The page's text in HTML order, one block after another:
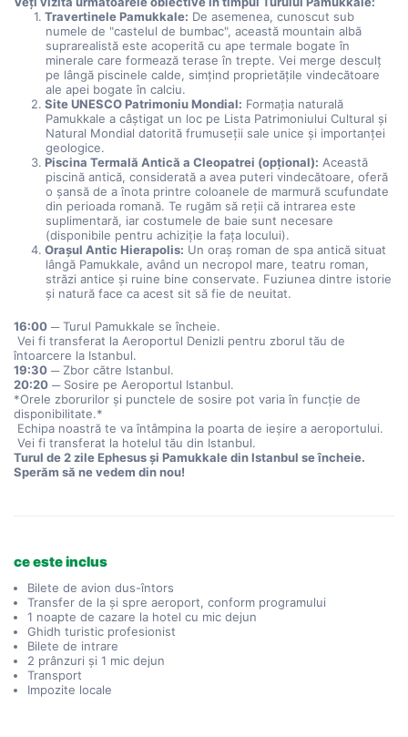
Travertinele Pamukkale: De asemenea, cunoscut sub
numele de "castelul de bumbac", această mountain albă
suprarealistă este acoperită cu ape termale bogate în
minerale care formează terase în trepte. Vei merge desculț
pe lângă piscinele calde, simțind proprietățile vindecătoare
ale apei bogate în calciu.
Site UNESCO Patrimoniu Mondial: Formația naturală
Pamukkale a câștigat un loc pe Lista Patrimoniului Cultural și
Natural Mondial datorită frumuseții sale unice și importanței
geologice.
Piscina Termală Antică a Cleopatrei (opțional): Această
piscină antică, considerată a avea puteri vindecătoare, oferă
o șansă de a înota printre coloanele de marmură scufundate
din perioada romană. Te rugăm să reții că intrarea este
suplimentară, iar costumele de baie sunt necesare
(disponibile pentru achiziție la fața locului).
Orașul Antic Hierapolis: Un oraș roman de spa antică situat
lângă Pamukkale, având un necropol mare, teatru roman,
străzi antice și ruine bine conservate. Fuziunea dintre istorie
și natură face ca acest sit să fie de neuitat.
16:00 ─ Turul Pamukkale se încheie.
Vei fi transferat la Aeroportul Denizli pentru zborul tău de
întoarcere la Istanbul.
19:30 ─ Zbor către Istanbul.
20:20 ─ Sosire pe Aeroportul Istanbul.
*Orele zborurilor și punctele de sosire pot varia în funcție de
disponibilitate.*
Echipa noastră te va întâmpina la poarta de ieșire a aeroportului.
Vei fi transferat la hotelul tău din Istanbul.
Turul de 2 zile Ephesus și Pamukkale din Istanbul se încheie.
Sperăm să ne vedem din nou!
ce este inclus
Bilete de avion dus-întors
Transfer de la și spre aeroport, conform programului
1 noapte de cazare la hotel cu mic dejun
Ghidh turistic profesionist
Bilete de intrare
2 prânzuri și 1 mic dejun
Transport
Impozite locale